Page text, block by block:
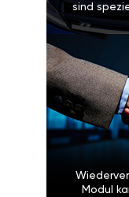
sind
Modul